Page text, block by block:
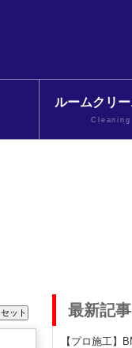
ルームクリ
Cleaning
最新記事
【プロ施工】